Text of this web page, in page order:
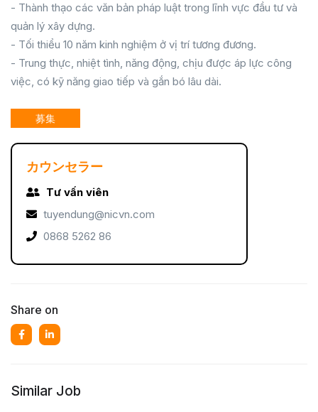
- Thành thạo các văn bản pháp luật trong lĩnh vực đầu tư và
quản lý xây dựng.
- Tối thiểu 10 năm kinh nghiệm ở vị trí tương đương.
- Trung thực, nhiệt tình, năng động, chịu được áp lực công
việc, có kỹ năng giao tiếp và gắn bó lâu dài.
募集
カウンセラー
Tư vấn viên
tuyendung@nicvn.com
0868 5262 86
Share on
Similar Job